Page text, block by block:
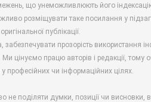
що унеможливлюють його
розміщувати таке посилання у
публікації.
прозорість використання
цінуємо працю авторів і редакції, тому
професійних чи інформаційних цілях.
поділяти думки, позиції чи висновки,